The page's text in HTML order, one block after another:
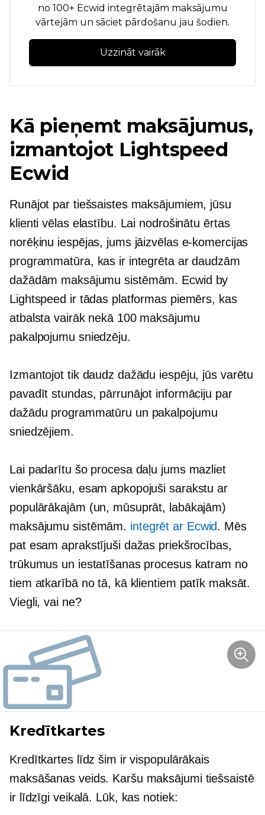
no 100+ Ecwid integrētajām maksājumu
vārtejām un sāciet pārdošanu jau šodien.
Uzzināt vairāk
Kā pieņemt maksājumus,
izmantojot Lightspeed
Ecwid
Runājot par tiešsaistes maksājumiem, jūsu
klienti vēlas elastību. Lai nodrošinātu ērtas
norēķinu iespējas, jums jāizvēlas e-komercijas
programmatūra, kas ir integrēta ar daudzām
dažādām maksājumu sistēmām. Ecwid by
Lightspeed ir tādas platformas piemērs, kas
atbalsta vairāk nekā 100 maksājumu
pakalpojumu sniedzēju.
Izmantojot tik daudz dažādu iespēju, jūs varētu
pavadīt stundas, pārrunājot informāciju par
dažādu programmatūru un pakalpojumu
sniedzējiem.
Lai padarītu šo procesa daļu jums mazliet
vienkāršāku, esam apkopojuši sarakstu ar
populārākajām (un, mūsuprāt, labākajām)
maksājumu sistēmām. integrēt ar Ecwid. Mēs
pat esam aprakstījuši dažas priekšrocības,
trūkumus un iestatīšanas procesus katram no
tiem atkarībā no tā, kā klientiem patīk maksāt.
Viegli, vai ne?
Kredītkartes
Kredītkartes līdz šim ir vispopulārākais
maksāšanas veids. Karšu maksājumi tiešsaistē
ir līdzīgi veikalā. Lūk, kas notiek: